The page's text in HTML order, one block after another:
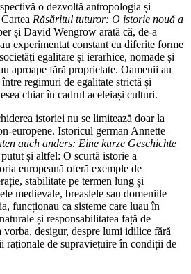
o dezvoltă antropologia și
Răsăritul tuturor: O istorie nouă a
și David Wengrow arată că, de-a
experimentat constant cu diferite forme
egalitare și ierarhice, nomade și
aproape fără proprietate. Oamenii au
regimuri de egalitate strictă și
chiar în cadrul aceleiași culturi.
istoriei nu se limitează doar la
europene. Istoricul german Annette
auch anders: Eine kurze Geschichte
și altfel: O scurtă istorie a
europeană oferă exemple de
stabilitate pe termen lung și
medievale, breaslele sau domeniile
funcționau ca sisteme care luau în
și responsabilitatea față de
desigur, despre lumi idilice fără
raționale de supraviețuire în condiții de